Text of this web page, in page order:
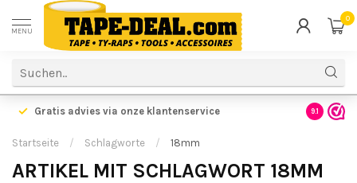
MENU
0
Gratis advies via onze klantenservice 9.1
Startseite / Schlagworte / 18mm
ARTIKEL MIT SCHLAGWORT 18MM